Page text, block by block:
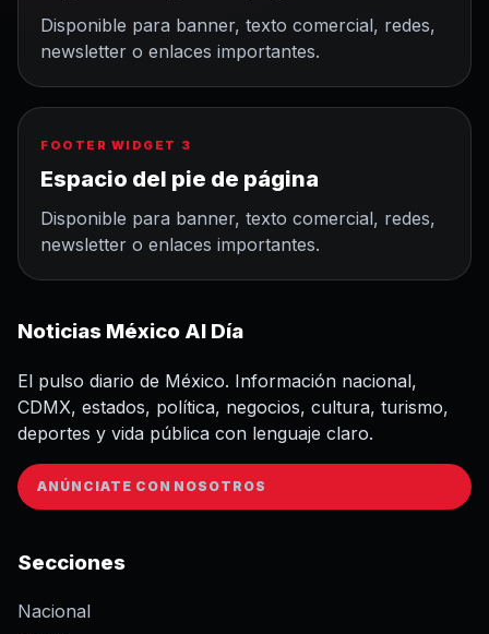
Disponible para banner, texto comercial, redes,
newsletter o enlaces importantes.
FOOTER WIDGET 3
Espacio del pie de página
Disponible para banner, texto comercial, redes,
newsletter o enlaces importantes.
Noticias México Al Día
El pulso diario de México. Información nacional,
CDMX, estados, política, negocios, cultura, turismo,
deportes y vida pública con lenguaje claro.
ANÚNCIATE CON NOSOTROS
Secciones
Nacional